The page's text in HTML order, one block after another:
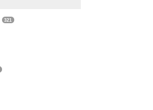
321